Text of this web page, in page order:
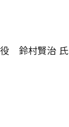
役 鈴村賢治 氏